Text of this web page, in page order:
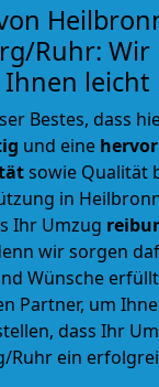
Ruhr: Wir
Ihnen leicht
Bestes, dass
und eine
sowie Qualität
in
Ihr Umzug
wir sorgen
Wünsche
Partner, um
dass Ihr
Ruhr ein